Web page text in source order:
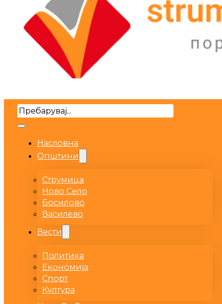
Search
Насловна
Општини
Струмица
Ново Село
Босилово
Василево
Вести
Политика
Економија
Спорт
Култура